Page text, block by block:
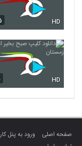
HD
HD
صفحه اصلی ورود به پنل